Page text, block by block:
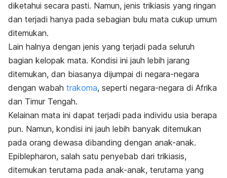
diketahui secara pasti. Namun, jenis trikiasis yang ringan
dan terjadi hanya pada sebagian bulu mata cukup umum
ditemukan.
Lain halnya dengan jenis yang terjadi pada seluruh
bagian kelopak mata. Kondisi ini jauh lebih jarang
ditemukan, dan biasanya dijumpai di negara-negara
dengan wabah trakoma, seperti negara-negara di Afrika
dan Timur Tengah.
Kelainan mata ini dapat terjadi pada individu usia berapa
pun. Namun, kondisi ini jauh lebih banyak ditemukan
pada orang dewasa dibanding dengan anak-anak.
Epiblepharon, salah satu penyebab dari trikiasis,
ditemukan terutama pada anak-anak, terutama yang